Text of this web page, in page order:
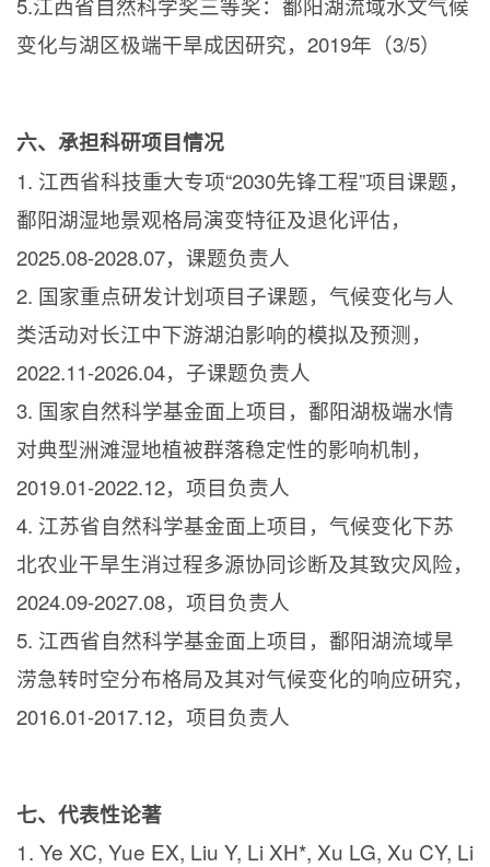
变化与湖区极端干旱成因研究， 2019年（3/5）
六、承担科研项目情况
1. 江西省科技重大专项“2030先锋工程”项目课题，
鄱阳湖湿地景观格局演变特征及退化评估，
2025.08-2028.07，课题负责人
2. 国家重点研发计划项目子课题，气候变化与人
类活动对长江中下游湖泊影响的模拟及预测，
2022.11-2026.04，子课题负责人
3. 国家自然科学基金面上项目，鄱阳湖极端水情
对典型洲滩湿地植被群落稳定性的影响机制，
2019.01-2022.12，项目负责人
4. 江苏省自然科学基金面上项目，气候变化下苏
北农业干旱生消过程多源协同诊断及其致灾风险，
2024.09-2027.08，项目负责人
5. 江西省自然科学基金面上项目，鄱阳湖流域旱
涝急转时空分布格局及其对气候变化的响应研究，
2016.01-2017.12，项目负责人
七、代表性论著
1. Ye XC, Yue EX, Liu Y, Li XH*, Xu LG, Xu CY, Li